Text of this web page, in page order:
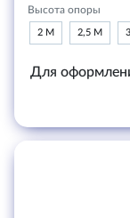
Высота опоры
2 М 2,5 М
Для